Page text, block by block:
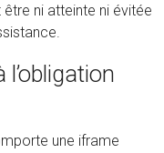
ni atteinte ni évitée
une iframe